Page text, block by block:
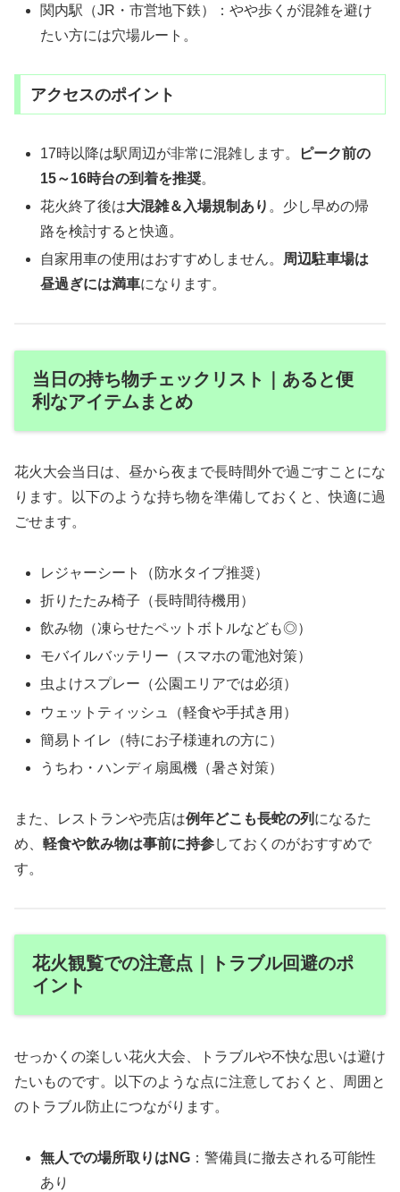
関内駅（JR・市営地下鉄）：やや歩くが混雑を避け
たい方には穴場ルート。
アクセスのポイント
17時以降は駅周辺が非常に混雑します。
ピーク前の
15～16時台の到着を推奨。
花火終了後は大混雑＆入場規制あり 。少し早めの帰
路を検討すると快適。
自家用車の使用はおすすめしません。
周辺駐車場は
昼過ぎには満車になります。
当日の持ち物チェックリスト｜あると便
利なアイテムまとめ
花火大会当日は、昼から夜まで長時間外で過ごすことにな
ります。以下のような持ち物を準備しておくと、快適に過
ごせます。
レジャーシート（防水タイプ推奨）
折りたたみ椅子（長時間待機用）
飲み物（凍らせたペットボトルなども◎）
モバイルバッテリー（スマホの電池対策）
虫よけスプレー（公園エリアでは必須）
ウェットティッシュ（軽食や手拭き用）
簡易トイレ（特にお子様連れの方に）
うちわ・ハンディ扇風機（暑さ対策）
また、レストランや売店は例年どこも長蛇の列 になるた
め、 軽食や飲み物は事前に持参しておくのがおすすめで
す。
花火観覧での注意点｜トラブル回避のポ
イント
せっかくの楽しい花火大会、トラブルや不快な思いは避け
たいものです。以下のような点に注意しておくと、周囲と
のトラブル防止につながります。
無人での場所取りはNG ：警備員に撤去される可能性
あり